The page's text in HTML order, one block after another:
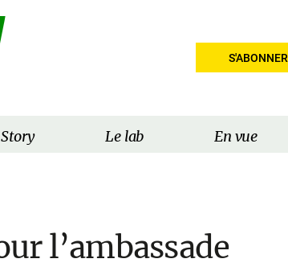
S'ABONNER
Le lab En vue
l’ambassade